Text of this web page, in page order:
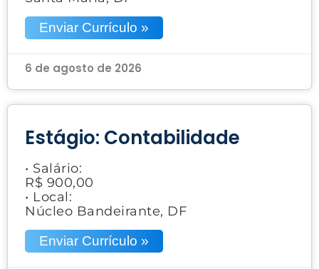
Enviar Currículo »
6 de agosto de 2026
Estágio: Contabilidade
• Salário:
R$ 900,00
• Local:
Núcleo Bandeirante, DF
Enviar Currículo »